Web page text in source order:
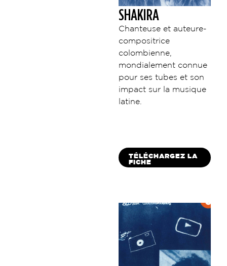
SHAKIRA
Chanteuse et auteure-
compositrice
colombienne,
mondialement connue
pour ses tubes et son
impact sur la musique
latine.
TÉLÉCHARGEZ LA
FICHE